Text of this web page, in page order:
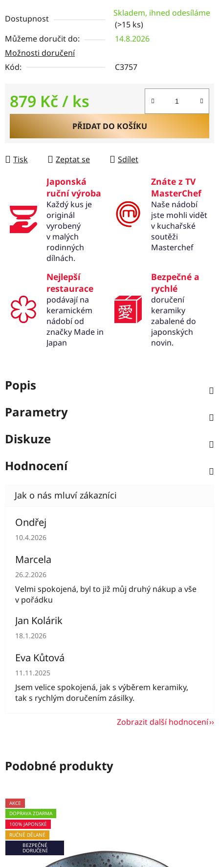
Dostupnost
Skladem, ihned odesíláme
(>15 ks)
Můžeme doručit do:
14.8.2026
Možnosti doručení
Kód:
C3757
879 Kč/ ks
Měrná cena:
PŘIDAT DO KOŠÍKU
Tisk Zeptat se Sdílet
Japonská
ruční výroba
Každý kus je
originál
vyrobený
v malých
rodinných
dílnách.
Znáte z TV
MasterChef
Naše nádobí
jste mohli vidět
v kuchařské
soutěži
Masterchef
Nejlepší
restaurace
podávají na
keramickém
nádobí od
značky Made in
Japan
Bezpečné a
rychlé
doručení
keramiky
zabalené do
japonských
novin.
Popis
Parametry
Diskuze
Hodnocení
Ondřej
Hodnocení obchodu je 5 z 5 hvězdiček.
10.4.2026
Marcela
Hodnocení obchodu je 5 z 5 hvězdiček.
26.2.2026
Velmi spokojená, byl to již můj druhý nákup a vše
v pořádku
Jan Kolárik
Hodnocení obchodu je 5 z 5 hvězdiček.
18.1.2026
Eva Kůtová
Hodnocení obchodu je 5 z 5 hvězdiček.
11.11.2025
Jsem velice spokojená, jak s výběrem keramiky,
tak s rychlým doručením zásilky.
Zobrazit další hodnocení
Podobné produkty
AKCE
DOPRAVA ZDARMA
100% JAPONSKÉ
RUČNĚ DĚLANÉ
BEZPEČNÉ
DORUČENÍ